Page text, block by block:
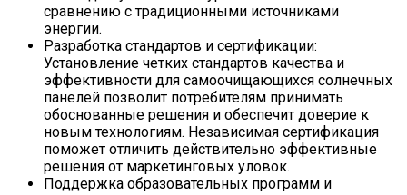
сравнению с традиционными источниками
энергии.
Разработка стандартов и сертификации:
Установление четких стандартов качества и
эффективности для самоочищающихся солнечных
панелей позволит потребителям принимать
обоснованные решения и обеспечит доверие к
новым технологиям. Независимая сертификация
поможет отличить действительно эффективные
решения от маркетинговых уловок.
Поддержка образовательных программ и